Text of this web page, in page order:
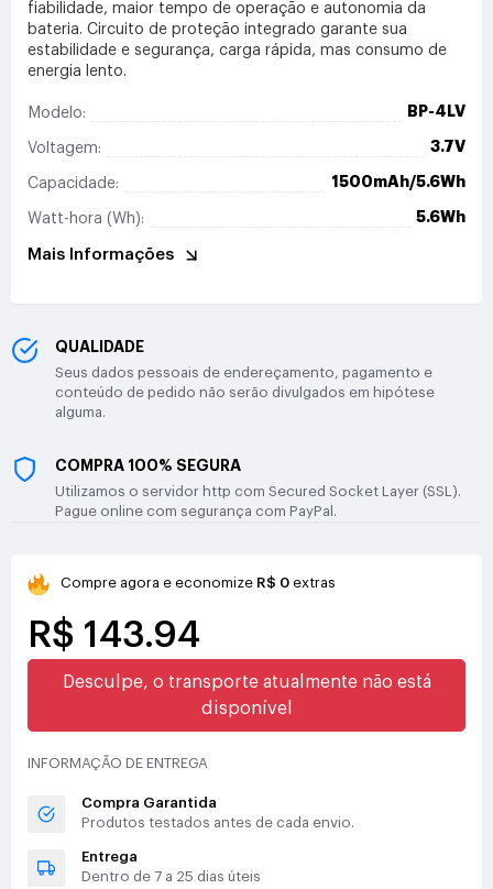
fiabilidade, maior tempo de operação e autonomia da
bateria. Circuito de proteção integrado garante sua
estabilidade e segurança, carga rápida, mas consumo de
energia lento.
Modelo: BP-4LV
Voltagem: 3.7V
Capacidade: 1500mAh/5.6Wh
Watt-hora (Wh): 5.6Wh
Mais Informações
QUALIDADE
Seus dados pessoais de endereçamento, pagamento e
conteúdo de pedido não serão divulgados em hipótese
alguma.
COMPRA 100% SEGURA
Utilizamos o servidor http com Secured Socket Layer (SSL).
Pague online com segurança com PayPal.
Compre agora e economize R$ 0 extras
R$ 143.94
Desculpe, o transporte atualmente não está
disponível
INFORMAÇÃO DE ENTREGA
Compra Garantida
Produtos testados antes de cada envio.
Entrega
Dentro de 7 a 25 dias úteis